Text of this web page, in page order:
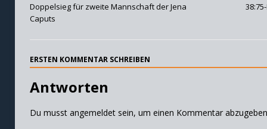
Doppelsieg für zweite Mannschaft der Jena
Caputs
ERSTEN KOMMENTAR SCHREIBEN
Antworten
Du musst angemeldetsein, um einen Kommentar